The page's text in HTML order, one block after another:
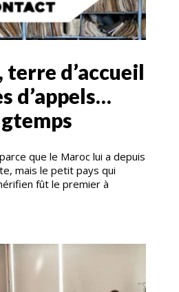
terre d’accueil
d’appels…
que le Maroc lui a depuis
mais le petit pays qui
fût le premier à